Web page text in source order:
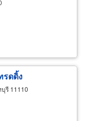
รดดิ้ง
รี 11110